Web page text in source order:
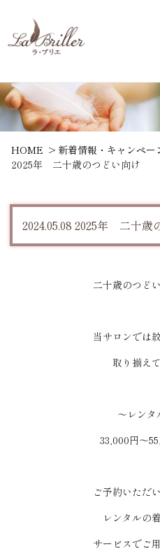
HOME
新着情報・キャンペー
2025年 二十歳のつどい向け
2024.05.08 2025年 二十歳
二十歳のつど
当サロンでは
取り揃え
～レンタ
33,000円～
ご予約いただ
レンタルの
サービスでご